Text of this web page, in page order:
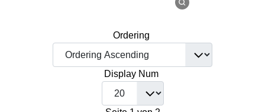
Ordering
Display Num